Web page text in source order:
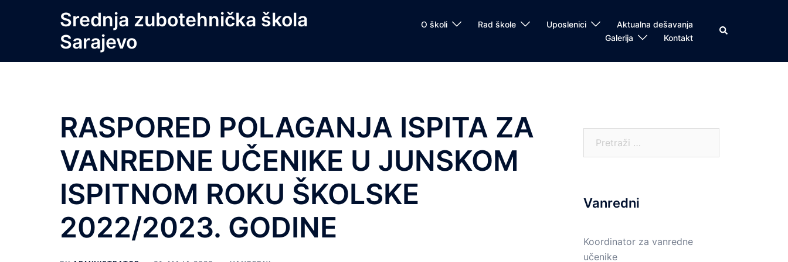
Srednja zubotehnička škola
Sarajevo
O školi Rad škole Uposlenici
Aktualna dešavanja
Galerija
Kontakt
Search
RASPORED POLAGANJA ISPITA ZA
VANREDNE UČENIKE U JUNSKOM
ISPITNOM ROKU ŠKOLSKE
2022/2023. GODINE
Vanredni
Koordinator za vanredne
učenike